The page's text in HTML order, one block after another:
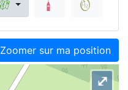
Zoomer sur ma position
⤢